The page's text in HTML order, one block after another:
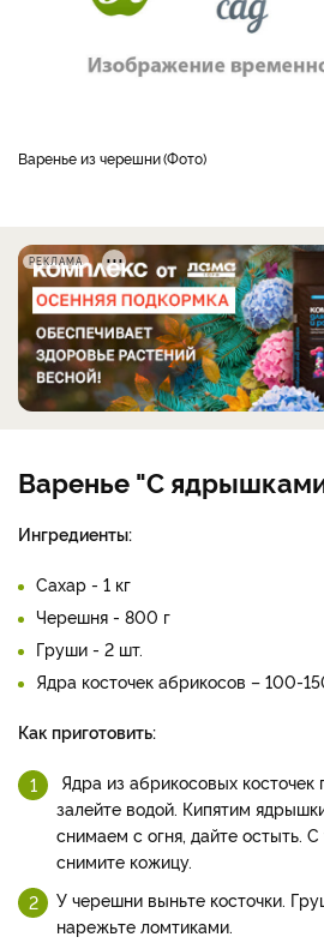
Варенье из черешни Фото
РЕКЛАМА
Варенье "С
Ингредиенты:
Сахар - 1 кг
Черешня - 800 г
Груши - 2 шт.
Ядра косточек абрикосов – 100-
Как приготовить:
Ядра из абрикосовых косточек
залейте водой. Кипятим
снимаем с огня, дайте остыть.
снимите кожицу.
У черешни выньте косточки.
нарежьте ломтиками.